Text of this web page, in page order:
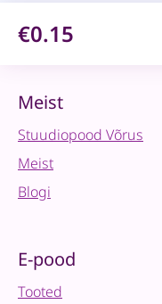
€0.15
Meist
Stuudiopood Võrus
Meist
Blogi
E-pood
Tooted